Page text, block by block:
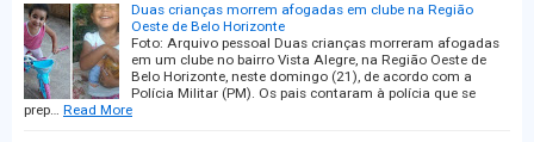
Duas crianças morrem afogadas em clube na Região
Oeste de Belo Horizonte
Foto: Arquivo pessoal Duas crianças morreram afogadas
em um clube no bairro Vista Alegre, na Região Oeste de
Belo Horizonte, neste domingo (21), de acordo com a
Polícia Militar (PM). Os pais contaram à polícia que se
prep… Read More